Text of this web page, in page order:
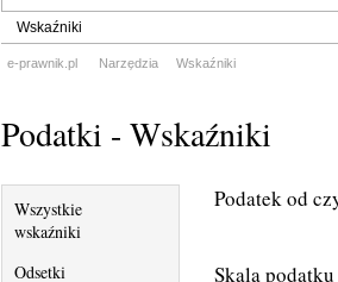
Wskaźniki
e-prawnik.pl Narzędzia Wskaźniki
Podatki - Wskaźniki
Wszystkie
wskaźniki
Odsetki
Podatek od
Skala